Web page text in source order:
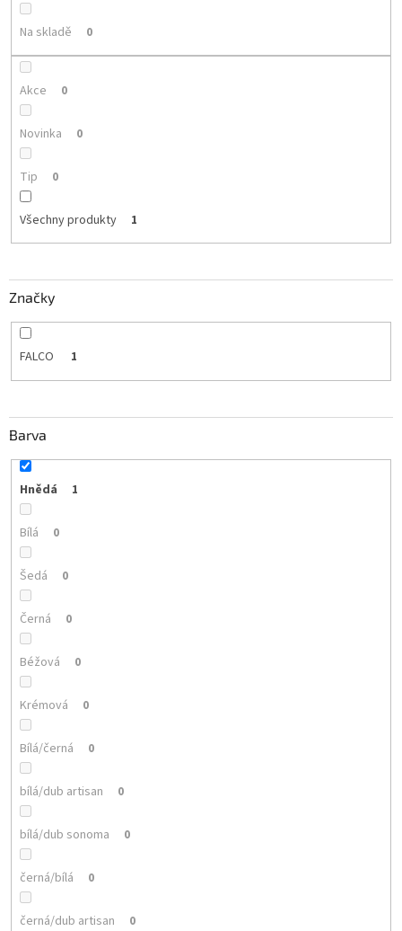
ů
Na skladě 0
Akce 0
Novinka 0
Tip 0
Všechny produkty 1
Značky
FALCO 1
Barva
Hnědá 1
Bílá 0
Šedá 0
Černá 0
Béžová 0
Krémová 0
Bílá/černá 0
bílá/dub artisan 0
bílá/dub sonoma 0
černá/bílá 0
černá/dub artisan 0